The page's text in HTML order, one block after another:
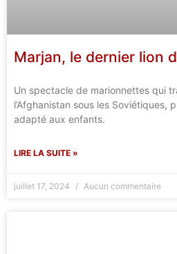
Marjan, le dernier lion
Un spectacle de marionnettes qui
l’Afghanistan sous les Soviétiques,
adapté aux enfants.
LIRE LA SUITE »
juillet 17, 2024 Aucun commentaire